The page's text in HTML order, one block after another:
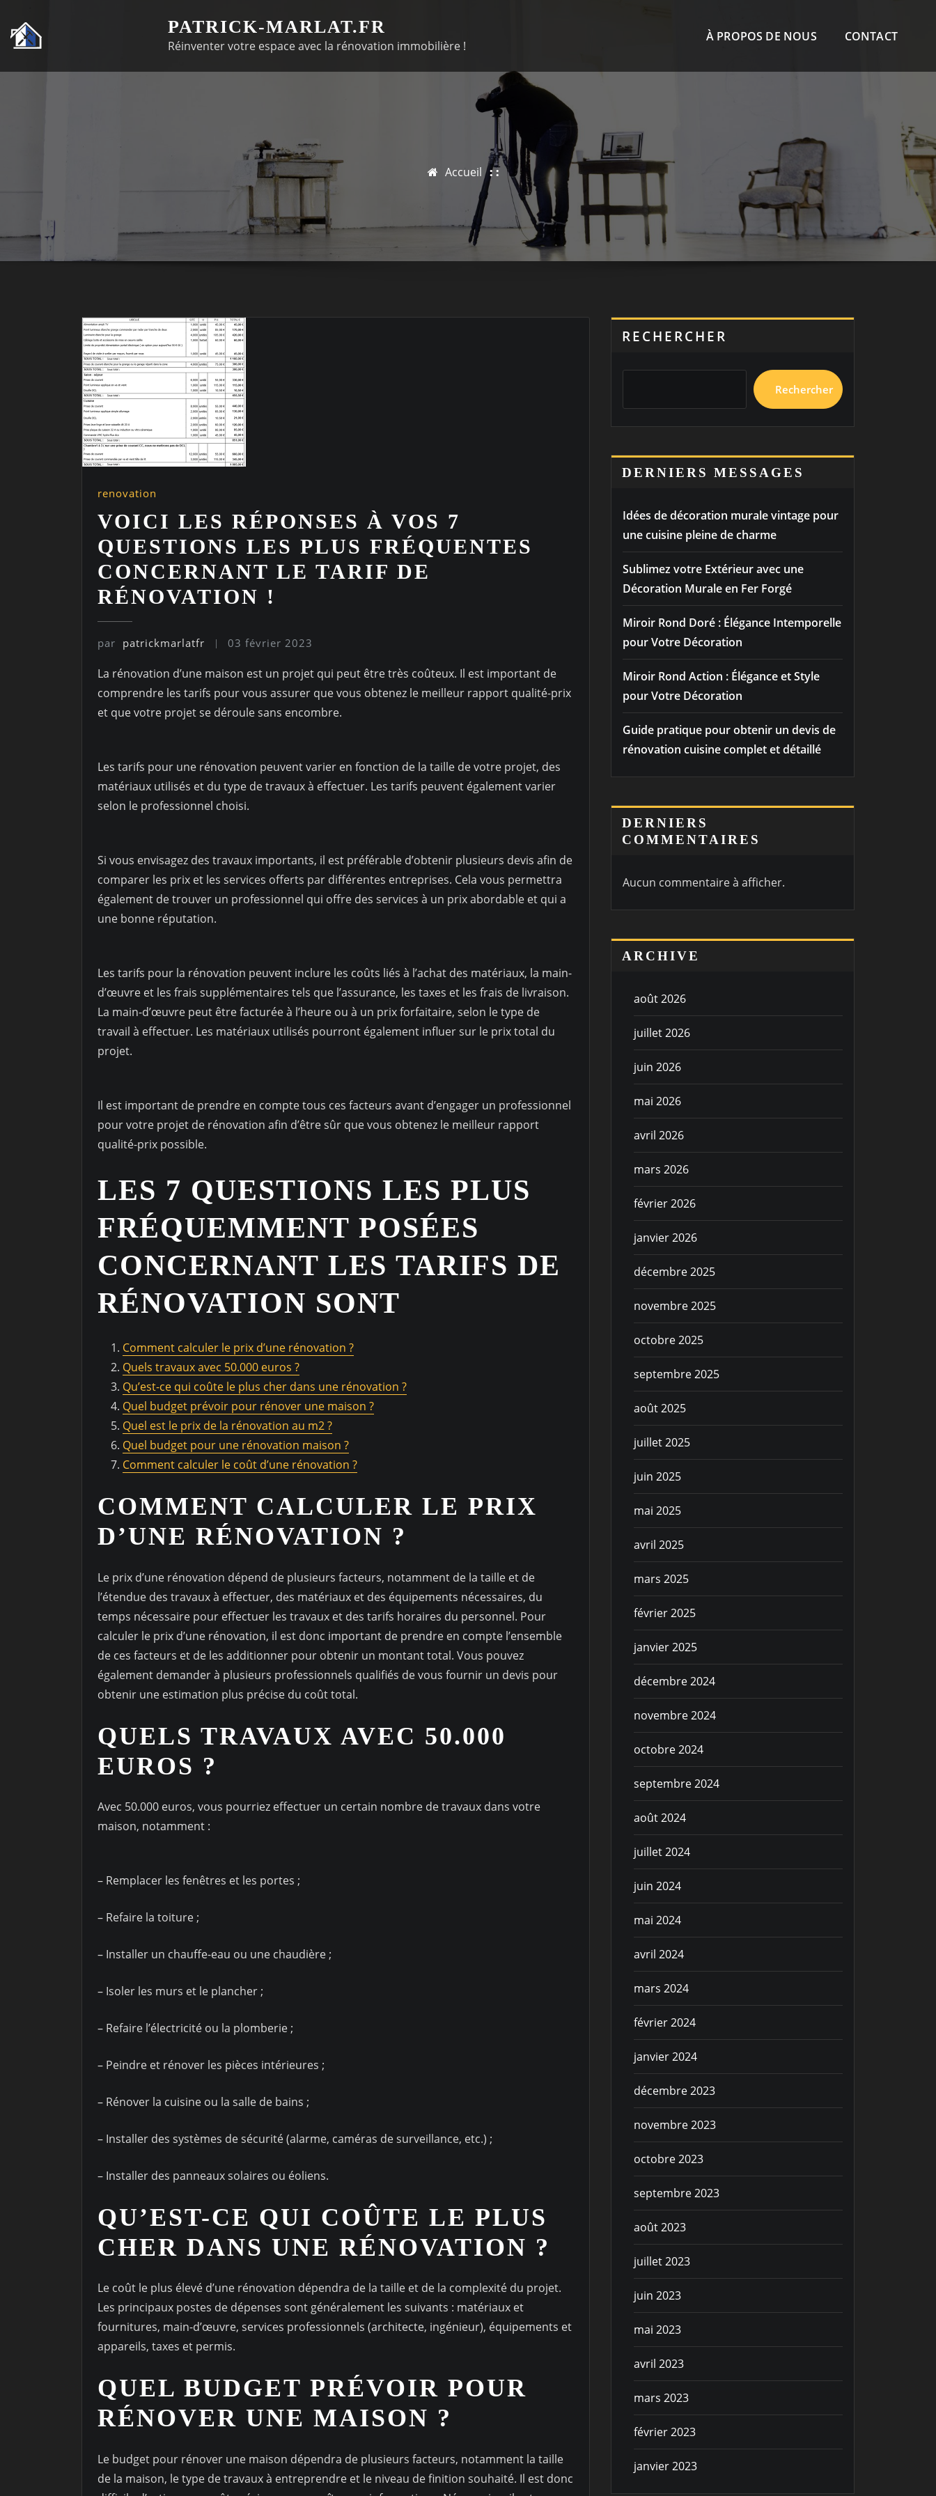
au
contenu
PATRICK-MARLAT.FR
Réinventer votre espace avec la rénovation immobilière !
À PROPOS DE NOUS CONTACT
Accueil
renovation
VOICI LES RÉPONSES À VOS 7
QUESTIONS LES PLUS FRÉQUENTES
CONCERNANT LE TARIF DE
RÉNOVATION !
par patrickmarlatfr 03 février 2023
La rénovation d’une maison est un projet qui peut être très coûteux. Il est important de
comprendre les tarifs pour vous assurer que vous obtenez le meilleur rapport qualité-prix
et que votre projet se déroule sans encombre.
Les tarifs pour une rénovation peuvent varier en fonction de la taille de votre projet, des
matériaux utilisés et du type de travaux à effectuer. Les tarifs peuvent également varier
selon le professionnel choisi.
Si vous envisagez des travaux importants, il est préférable d’obtenir plusieurs devis afin de
comparer les prix et les services offerts par différentes entreprises. Cela vous permettra
également de trouver un professionnel qui offre des services à un prix abordable et qui a
une bonne réputation.
Les tarifs pour la rénovation peuvent inclure les coûts liés à l’achat des matériaux, la main-
d’œuvre et les frais supplémentaires tels que l’assurance, les taxes et les frais de livraison.
La main-d’œuvre peut être facturée à l’heure ou à un prix forfaitaire, selon le type de
travail à effectuer. Les matériaux utilisés pourront également influer sur le prix total du
projet.
Il est important de prendre en compte tous ces facteurs avant d’engager un professionnel
pour votre projet de rénovation afin d’être sûr que vous obtenez le meilleur rapport
qualité-prix possible.
LES 7 QUESTIONS LES PLUS
FRÉQUEMMENT POSÉES
CONCERNANT LES TARIFS DE
RÉNOVATION SONT
Comment calculer le prix d’une rénovation ?
Quels travaux avec 50.000 euros ?
Qu’est-ce qui coûte le plus cher dans une rénovation ?
Quel budget prévoir pour rénover une maison ?
Quel est le prix de la rénovation au m2 ?
Quel budget pour une rénovation maison ?
Comment calculer le coût d’une rénovation ?
COMMENT CALCULER LE PRIX
D’UNE RÉNOVATION ?
Le prix d’une rénovation dépend de plusieurs facteurs, notamment de la taille et de
l’étendue des travaux à effectuer, des matériaux et des équipements nécessaires, du
temps nécessaire pour effectuer les travaux et des tarifs horaires du personnel. Pour
calculer le prix d’une rénovation, il est donc important de prendre en compte l’ensemble
de ces facteurs et de les additionner pour obtenir un montant total. Vous pouvez
également demander à plusieurs professionnels qualifiés de vous fournir un devis pour
obtenir une estimation plus précise du coût total.
QUELS TRAVAUX AVEC 50.000
EUROS ?
Avec 50.000 euros, vous pourriez effectuer un certain nombre de travaux dans votre
maison, notamment :
– Remplacer les fenêtres et les portes ;
– Refaire la toiture ;
– Installer un chauffe-eau ou une chaudière ;
– Isoler les murs et le plancher ;
– Refaire l’électricité ou la plomberie ;
– Peindre et rénover les pièces intérieures ;
– Rénover la cuisine ou la salle de bains ;
– Installer des systèmes de sécurité (alarme, caméras de surveillance, etc.) ;
– Installer des panneaux solaires ou éoliens.
QU’EST-CE QUI COÛTE LE PLUS
CHER DANS UNE RÉNOVATION ?
Le coût le plus élevé d’une rénovation dépendra de la taille et de la complexité du projet.
Les principaux postes de dépenses sont généralement les suivants : matériaux et
fournitures, main-d’œuvre, services professionnels (architecte, ingénieur), équipements et
appareils, taxes et permis.
QUEL BUDGET PRÉVOIR POUR
RÉNOVER UNE MAISON ?
Le budget pour rénover une maison dépendra de plusieurs facteurs, notamment la taille
de la maison, le type de travaux à entreprendre et le niveau de finition souhaité. Il est donc
RECHERCHER
Rechercher
DERNIERS MESSAGES
Idées de décoration murale vintage pour
une cuisine pleine de charme
Sublimez votre Extérieur avec une
Décoration Murale en Fer Forgé
Miroir Rond Doré : Élégance Intemporelle
pour Votre Décoration
Miroir Rond Action : Élégance et Style
pour Votre Décoration
Guide pratique pour obtenir un devis de
rénovation cuisine complet et détaillé
DERNIERS
COMMENTAIRES
Aucun commentaire à afficher.
ARCHIVE
août 2026
juillet 2026
juin 2026
mai 2026
avril 2026
mars 2026
février 2026
janvier 2026
décembre 2025
novembre 2025
octobre 2025
septembre 2025
août 2025
juillet 2025
juin 2025
mai 2025
avril 2025
mars 2025
février 2025
janvier 2025
décembre 2024
novembre 2024
octobre 2024
septembre 2024
août 2024
juillet 2024
juin 2024
mai 2024
avril 2024
mars 2024
février 2024
janvier 2024
décembre 2023
novembre 2023
octobre 2023
septembre 2023
août 2023
juillet 2023
juin 2023
mai 2023
avril 2023
mars 2023
février 2023
janvier 2023